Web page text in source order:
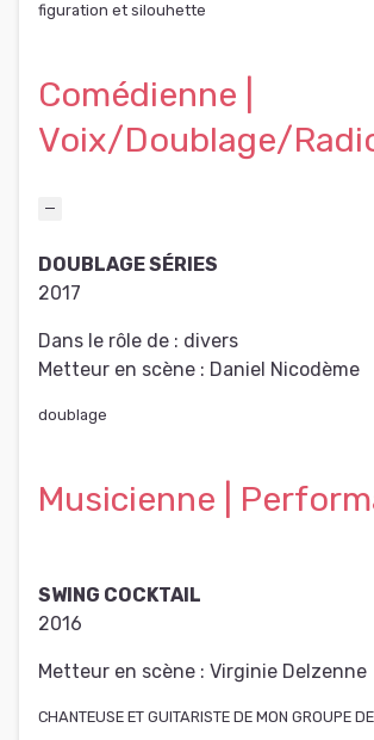
figuration et silouhette
Comédienne |
Voix/Doublage/
DOUBLAGE SÉRIES
2017
Dans le rôle de : divers
Metteur en scène : Daniel Nicodème
doublage
Musicienne |
SWING COCKTAIL
2016
Metteur en scène : Virginie Delzenne
CHANTEUSE ET GUITARISTE DE MON GROUPE